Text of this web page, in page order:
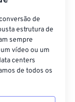
de
estrutura de
sempre
vídeo ou um
centers
de todos os